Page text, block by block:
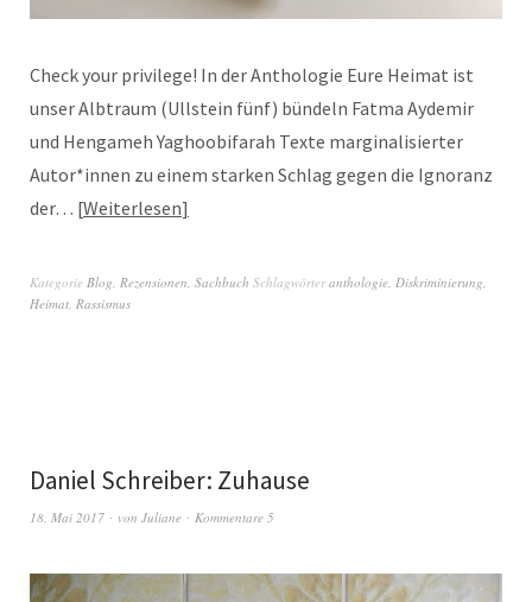
Check your privilege! In der Anthologie Eure Heimat ist
unser Albtraum (Ullstein fünf) bündeln Fatma Aydemir
und Hengameh Yaghoobifarah Texte marginalisierter
Autor*innen zu einem starken Schlag gegen die Ignoranz
der… Weiterlesen
Kategorie Blog, Rezensionen, Sachbuch Schlagwörteranthologie, Diskriminierung,
Heimat, Rassismus
Daniel Schreiber: Zuhause
18. Mai 2017 von Juliane Kommentare 5